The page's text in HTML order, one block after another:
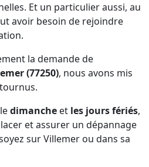
Et un particulier aussi, au
avoir besoin de rejoindre
la demande de
(77250), nous avons mis
dimanche et les jours fériés,
et assurer un dépannage
sur Villemer ou dans sa